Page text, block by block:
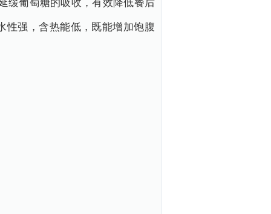
缓葡萄糖的吸收，有效降低餐后
性强，含热能低，既能增加饱腹